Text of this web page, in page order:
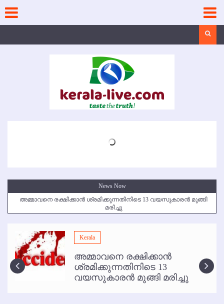
content
News Now
അമ്മാവനെ രക്ഷിക്കാന്‍ ശ്രമിക്കുന്നതിനിടെ 13 വയസുകാരന്‍ മുങ്ങി
മരിച്ചു
മമ്പുറം ആണ്ടു നേര്‍ച്ച ജൂണ്‍ 17 മുതല്‍
ഇനി രമേശ് പിഷാരടി സ്റ്റേജ് ഷോകള്‍ക്ക് ഇല്ല
കോഴിക്കോട് വിമാനത്താവളത്തില്‍ അനധികൃത പാര്‍ക്കിംഗ് പിരിവ് :
പരാതി തള്ളി
Kerala
അമ്മാവനെ രക്ഷിക്കാന്‍
ശ്രമിക്കുന്നതിനിടെ 13
വയസുകാരന്‍ മുങ്ങി മരിച്ചു